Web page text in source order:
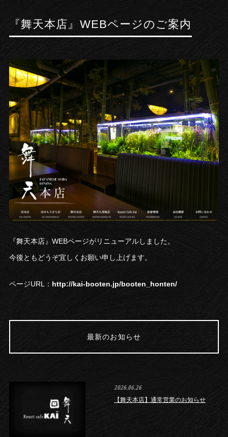
『舞天本店』WEBページのご案内
『舞天本店』WEBページがリニューアルしました。
今後ともどうぞ宜しくお願い申し上げます。
ページURL： http://kai-booten.jp/booten_honten/
最新のお知らせ
2026.06.26
【舞天本店】通常営業のお知らせ